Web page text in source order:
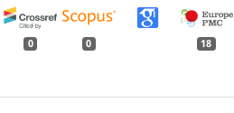
0 0 18